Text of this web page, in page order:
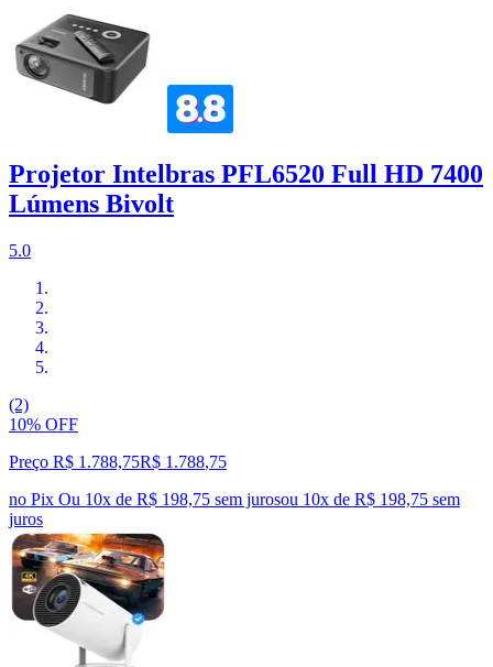
Projetor Intelbras PFL6520 Full HD 7400
Lúmens Bivolt
5.0
(2)
10% OFF
Preço R$ 1.788,75R$ 1.788,75
no Pix Ou 10x de R$ 198,75 sem jurosou 10x de R$ 198,75 sem
juros